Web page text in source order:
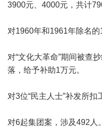
3900元、4000元，共计
对1960年和1961年除名的
对“文化大革命”期间被查
落，给予补助1万元。
对3位“民主人士”补发所扣
对6起集团案，涉及492人